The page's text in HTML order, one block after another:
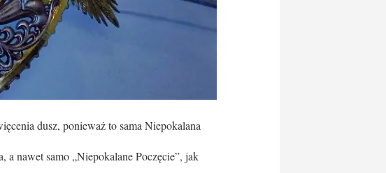
dusz, ponieważ to sama Niepokalana
nawet samo „Niepokalane Poczęcie”, jak